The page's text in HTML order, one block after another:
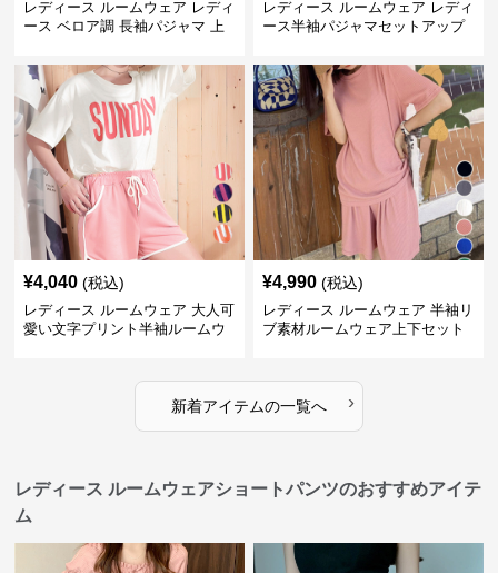
レディース ルームウェア レディ
ース ベロア調 長袖パジャマ 上
レディース ルームウェア レディ
ース半袖パジャマセットアップ
¥4,040 (税込)
レディース ルームウェア 大人可
愛い文字プリント半袖ルームウ
¥4,990 (税込)
レディース ルームウェア 半袖リ
ブ素材ルームウェア上下セット
新着アイテムの一覧へ ›
レディース ルームウェアショートパンツのおすすめアイテ
ム